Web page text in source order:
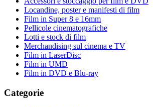
Locandine, poster e manifesti di film
Film in Super 8 e 16mm
Pellicole cinematografiche
Lotti e stock di film
Merchandising sul cinema e TV
Film in LaserDisc
Film in UMD
Film in DVD e Blu-ray
Categorie